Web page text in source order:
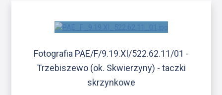
Fotografia PAE/F/9.19.XI/522.62.11/01 -
Trzebiszewo (ok. Skwierzyny) - taczki
skrzynkowe